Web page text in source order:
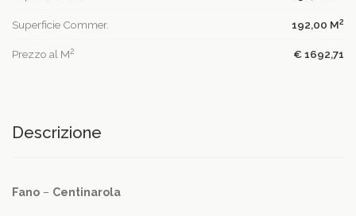
Superficie Commer. 192,00 M2
Prezzo al M2 € 1692,71
Descrizione
Fano – Centinarola